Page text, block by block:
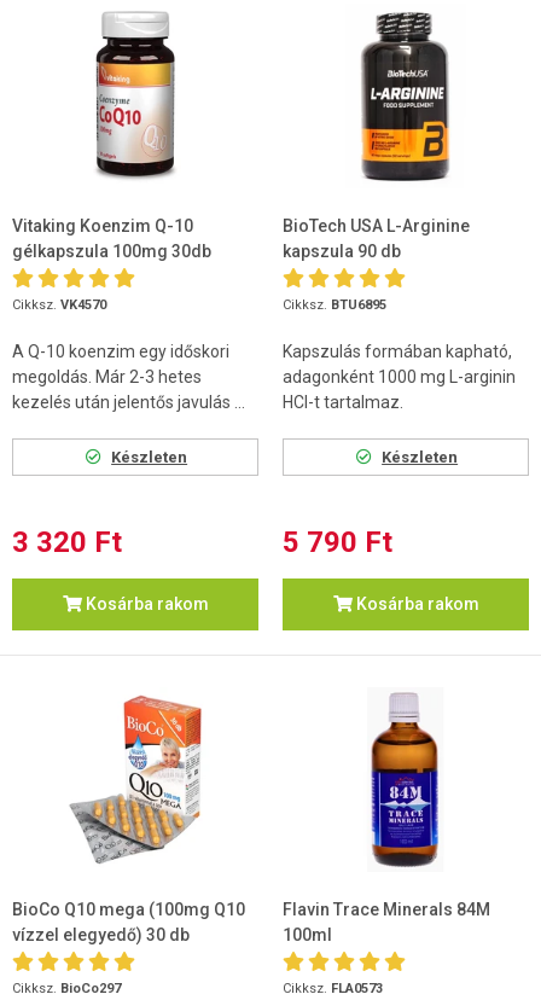
Vitaking Koenzim Q-10
gélkapszula 100mg 30db
Cikksz. VK4570
A Q-10 koenzim egy időskori
megoldás. Már 2-3 hetes
kezelés után jelentős javulás ...
Készleten
3 320 Ft
Kosárba rakom
BioTech USA L-Arginine
kapszula 90 db
Cikksz. BTU6895
Kapszulás formában kapható,
adagonként 1000 mg L-arginin
HCl-t tartalmaz.
Készleten
5 790 Ft
Kosárba rakom
BioCo Q10 mega (100mg Q10
vízzel elegyedő) 30 db
Cikksz. BioCo297
Flavin Trace Minerals 84M
100ml
Cikksz. FLA0573